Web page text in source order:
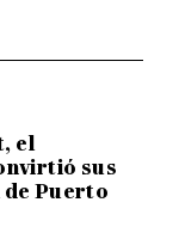
el
sus
Puerto